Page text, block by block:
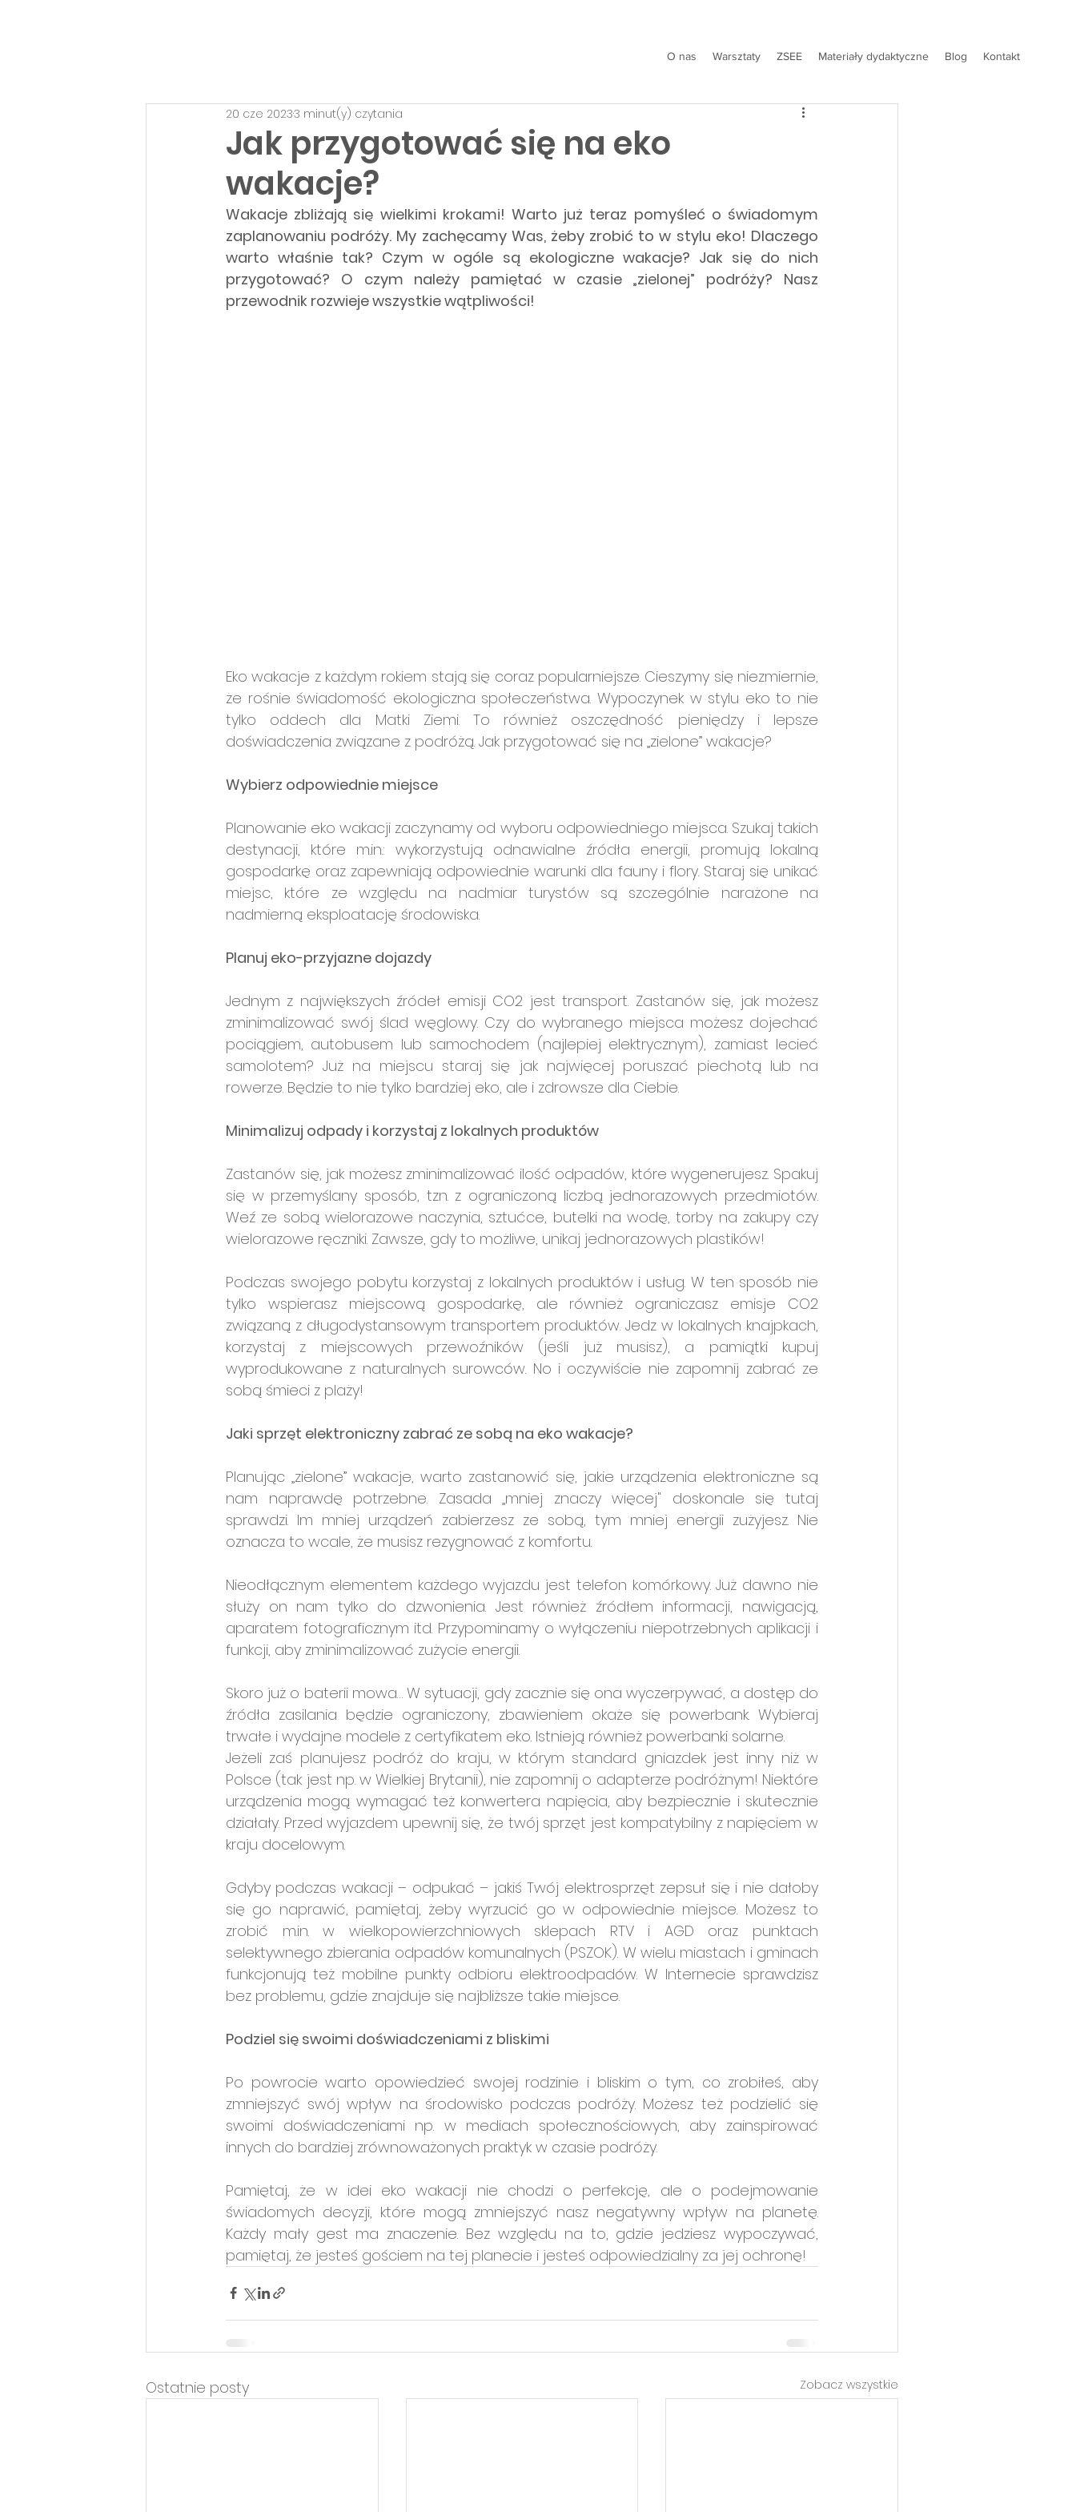
O nas Warsztaty ZSEE Materiały dydaktyczne Blog Kontakt
Jak przygotować się na eko
wakacje?
20 cze 20233 minut(y) czytania
Wakacje zbliżają się wielkimi krokami! Warto już teraz pomyśleć o świadomym
zaplanowaniu podróży. My zachęcamy Was, żeby zrobić to w stylu eko! Dlaczego
warto właśnie tak? Czym w ogóle są ekologiczne wakacje? Jak się do nich
przygotować? O czym należy pamiętać w czasie „zielonej” podróży? Nasz
przewodnik rozwieje wszystkie wątpliwości!
Eko wakacje z każdym rokiem stają się coraz popularniejsze. Cieszymy się niezmiernie,
że rośnie świadomość ekologiczna społeczeństwa. Wypoczynek w stylu eko to nie
tylko oddech dla Matki Ziemi. To również oszczędność pieniędzy i lepsze
doświadczenia związane z podróżą. Jak przygotować się na „zielone” wakacje?
Wybierz odpowiednie miejsce
Planowanie eko wakacji zaczynamy od wyboru odpowiedniego miejsca. Szukaj takich
destynacji, które m.in.: wykorzystują odnawialne źródła energii, promują lokalną
gospodarkę oraz zapewniają odpowiednie warunki dla fauny i flory. Staraj się unikać
miejsc, które ze względu na nadmiar turystów są szczególnie narażone na
nadmierną eksploatację środowiska.
Planuj eko-przyjazne dojazdy
Jednym z największych źródeł emisji CO2 jest transport. Zastanów się, jak możesz
zminimalizować swój ślad węglowy. Czy do wybranego miejsca możesz dojechać
pociągiem, autobusem lub samochodem (najlepiej elektrycznym), zamiast lecieć
samolotem? Już na miejscu staraj się jak najwięcej poruszać piechotą lub na
rowerze. Będzie to nie tylko bardziej eko, ale i zdrowsze dla Ciebie.
Minimalizuj odpady i korzystaj z lokalnych produktów
Zastanów się, jak możesz zminimalizować ilość odpadów, które wygenerujesz. Spakuj
się w przemyślany sposób, tzn. z ograniczoną liczbą jednorazowych przedmiotów.
Weź ze sobą wielorazowe naczynia, sztućce, butelki na wodę, torby na zakupy czy
wielorazowe ręczniki. Zawsze, gdy to możliwe, unikaj jednorazowych plastików!
Podczas swojego pobytu korzystaj z lokalnych produktów i usług. W ten sposób nie
tylko wspierasz miejscową gospodarkę, ale również ograniczasz emisje CO2
związaną z długodystansowym transportem produktów. Jedz w lokalnych knajpkach,
korzystaj z miejscowych przewoźników (jeśli już musisz), a pamiątki kupuj
wyprodukowane z naturalnych surowców. No i oczywiście nie zapomnij zabrać ze
sobą śmieci z plaży!
Jaki sprzęt elektroniczny zabrać ze sobą na eko wakacje?
Planując „zielone” wakacje, warto zastanowić się, jakie urządzenia elektroniczne są
nam naprawdę potrzebne. Zasada „mniej znaczy więcej" doskonale się tutaj
sprawdzi. Im mniej urządzeń zabierzesz ze sobą, tym mniej energii zużyjesz. Nie
oznacza to wcale, że musisz rezygnować z komfortu.
Nieodłącznym elementem każdego wyjazdu jest telefon komórkowy. Już dawno nie
służy on nam tylko do dzwonienia. Jest również źródłem informacji, nawigacją,
aparatem fotograficznym itd. Przypominamy o wyłączeniu niepotrzebnych aplikacji i
funkcji, aby zminimalizować zużycie energii.
Skoro już o baterii mowa… W sytuacji, gdy zacznie się ona wyczerpywać, a dostęp do
źródła zasilania będzie ograniczony, zbawieniem okaże się powerbank. Wybieraj
trwałe i wydajne modele z certyfikatem eko. Istnieją również powerbanki solarne.
Jeżeli zaś planujesz podróż do kraju, w którym standard gniazdek jest inny niż w
Polsce (tak jest np. w Wielkiej Brytanii), nie zapomnij o adapterze podróżnym! Niektóre
urządzenia mogą wymagać też konwertera napięcia, aby bezpiecznie i skutecznie
działały. Przed wyjazdem upewnij się, że twój sprzęt jest kompatybilny z napięciem w
kraju docelowym.
Gdyby podczas wakacji – odpukać – jakiś Twój elektrosprzęt zepsuł się i nie dałoby
się go naprawić, pamiętaj, żeby wyrzucić go w odpowiednie miejsce. Możesz to
zrobić m.in. w wielkopowierzchniowych sklepach RTV i AGD oraz punktach
selektywnego zbierania odpadów komunalnych (PSZOK). W wielu miastach i gminach
funkcjonują też mobilne punkty odbioru elektroodpadów. W Internecie sprawdzisz
bez problemu, gdzie znajduje się najbliższe takie miejsce.
Podziel się swoimi doświadczeniami z bliskimi
Po powrocie warto opowiedzieć swojej rodzinie i bliskim o tym, co zrobiłeś, aby
zmniejszyć swój wpływ na środowisko podczas podróży. Możesz też podzielić się
swoimi doświadczeniami np. w mediach społecznościowych, aby zainspirować
innych do bardziej zrównoważonych praktyk w czasie podróży.
Pamiętaj, że w idei eko wakacji nie chodzi o perfekcję, ale o podejmowanie
świadomych decyzji, które mogą zmniejszyć nasz negatywny wpływ na planetę.
Każdy mały gest ma znaczenie. Bez względu na to, gdzie jedziesz wypoczywać,
pamiętaj, że jesteś gościem na tej planecie i jesteś odpowiedzialny za jej ochronę!
Ostatnie posty Zobacz wszystkie